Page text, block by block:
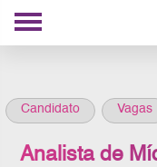
Candidato Vagas
Analista de